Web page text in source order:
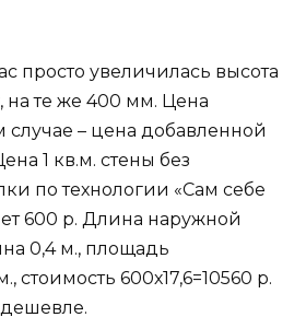
просто увеличилась высота
на те же 400 мм. Цена
случае – цена добавленной
1 кв.м. стены без
по технологии «Сам себе
600 р. Длина наружной
0,4 м., площадь
стоимость 600х17,6=10560 р.